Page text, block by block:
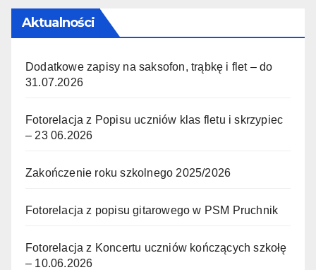
Aktualności
Dodatkowe zapisy na saksofon, trąbkę i flet – do
31.07.2026
Fotorelacja z Popisu uczniów klas fletu i skrzypiec
– 23 06.2026
Zakończenie roku szkolnego 2025/2026
Fotorelacja z popisu gitarowego w PSM Pruchnik
Fotorelacja z Koncertu uczniów kończących szkołę
– 10.06.2026